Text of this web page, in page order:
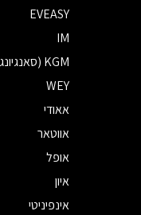
EVEASY
IM
KGM (סאנגיונג)
WEY
אאודי
אווטאר
אופל
איון
אינפיניטי